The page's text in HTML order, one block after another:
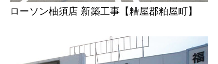
ローソン柚須店 新築工事【糟屋郡粕屋町】